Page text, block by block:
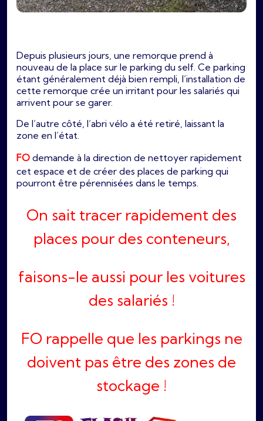
Depuis plusieurs jours, une remorque prend à
nouveau de la place sur le parking du self. Ce parking
étant généralement déjà bien rempli, l’installation de
cette remorque crée un irritant pour les salariés qui
arrivent pour se garer.
De l’autre côté, l’abri vélo a été retiré, laissant la
zone en l’état.
FO demande à la direction de nettoyer rapidement
cet espace et de créer des places de parking qui
pourront être pérennisées dans le temps.
On sait tracer rapidement des
places pour des conteneurs,
faisons-le aussi pour les voitures
des salariés !
FO rappelle que les parkings ne
doivent pas être des zones de
stockage !